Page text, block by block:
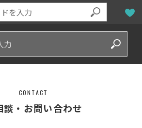
CONTACT
談・お問い合わせ